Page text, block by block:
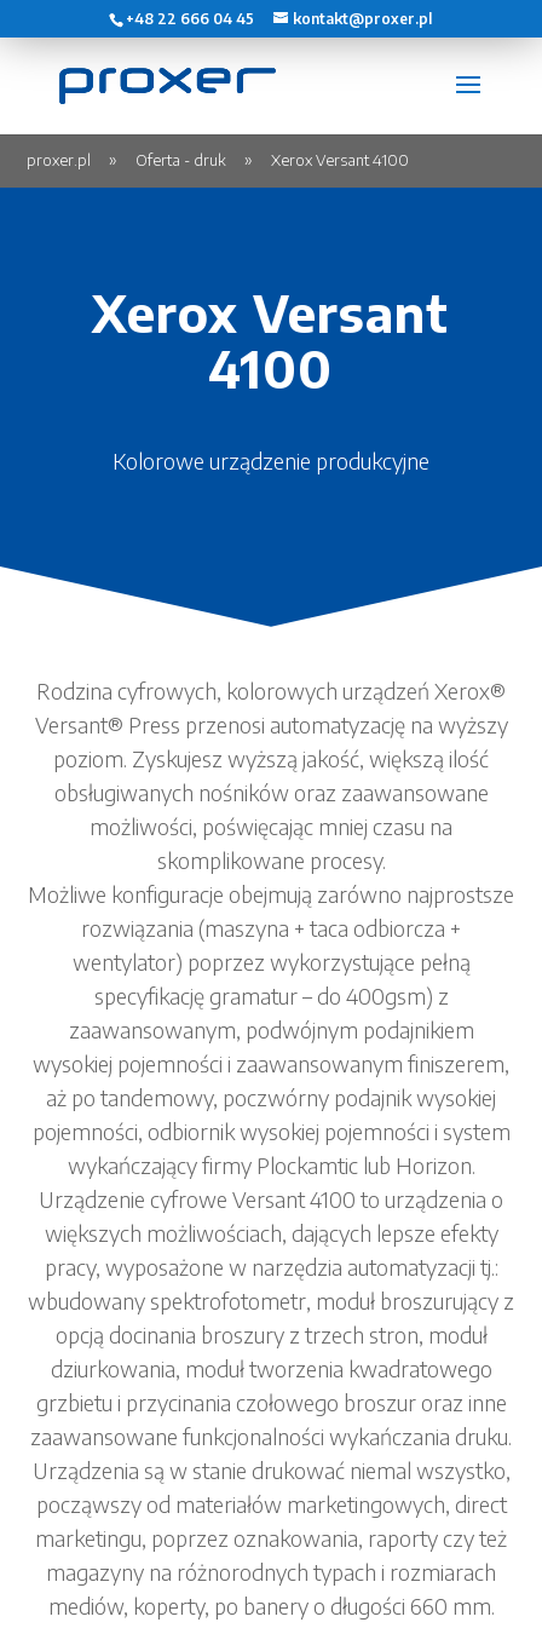
+48 22 666 04 45 kontakt@proxer.pl
proxer.pl Oferta - druk Xerox Versant 4100
Xerox Versant
4100
Kolorowe urządzenie produkcyjne
Rodzina cyfrowych, kolorowych urządzeń Xerox®
Versant® Press przenosi automatyzację na wyższy
poziom. Zyskujesz wyższą jakość, większą ilość
obsługiwanych nośników oraz zaawansowane
możliwości, poświęcając mniej czasu na
skomplikowane procesy.
Możliwe konfiguracje obejmują zarówno najprostsze
rozwiązania (maszyna + taca odbiorcza +
wentylator) poprzez wykorzystujące pełną
specyfikację gramatur – do 400gsm) z
zaawansowanym, podwójnym podajnikiem
wysokiej pojemności i zaawansowanym finiszerem,
aż po tandemowy, poczwórny podajnik wysokiej
pojemności, odbiornik wysokiej pojemności i system
wykańczający firmy Plockamtic lub Horizon.
Urządzenie cyfrowe Versant 4100 to urządzenia o
większych możliwościach, dających lepsze efekty
pracy, wyposażone w narzędzia automatyzacji tj.:
wbudowany spektrofotometr, moduł broszurujący z
opcją docinania broszury z trzech stron, moduł
dziurkowania, moduł tworzenia kwadratowego
grzbietu i przycinania czołowego broszur oraz inne
zaawansowane funkcjonalności wykańczania druku.
Urządzenia są w stanie drukować niemal wszystko,
począwszy od materiałów marketingowych, direct
marketingu, poprzez oznakowania, raporty czy też
magazyny na różnorodnych typach i rozmiarach
mediów, koperty, po banery o długości 660 mm.